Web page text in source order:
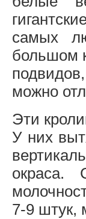
самых
большом
можно
Эти
У них
окраса.
7-9 штук,